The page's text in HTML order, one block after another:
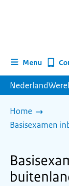
Menu
Home
Basisexamen